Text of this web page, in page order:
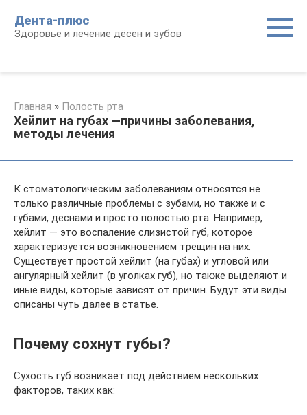
контенту
Дента-плюс
Здоровье и лечение дёсен и зубов
Главная » Полость рта
Хейлит на губах —причины заболевания,
методы лечения
К стоматологическим заболеваниям относятся не
только различные проблемы с зубами, но также и с
губами, деснами и просто полостью рта. Например,
хейлит — это воспаление слизистой губ, которое
характеризуется возникновением трещин на них.
Существует простой хейлит (на губах) и угловой или
ангулярный хейлит (в уголках губ), но также выделяют и
иные виды, которые зависят от причин. Будут эти виды
описаны чуть далее в статье.
Почему сохнут губы?
Сухость губ возникает под действием нескольких
факторов, таких как: